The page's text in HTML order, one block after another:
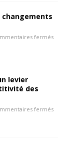
changements
fermés
levier
des
fermés